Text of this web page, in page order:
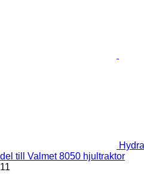
del till Valmet 8050 hjultraktor
11